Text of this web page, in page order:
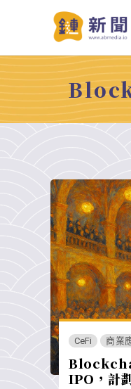
CeFi 商業
IPO，計